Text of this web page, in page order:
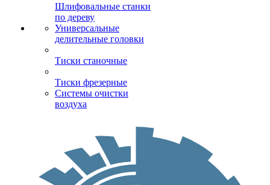
Шлифовальные станки
по дереву
Универсальные
делительные головки
Тиски станочные
Тиски фрезерные
Системы очистки
воздуха